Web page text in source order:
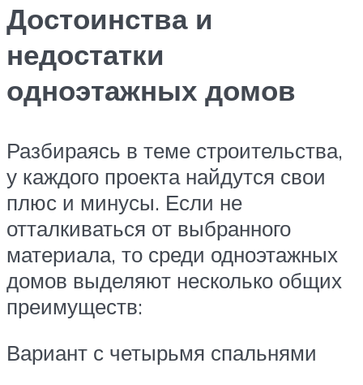
Достоинства и
недостатки
одноэтажных домов
Разбираясь в теме строительства,
у каждого проекта найдутся свои
плюс и минусы. Если не
отталкиваться от выбранного
материала, то среди одноэтажных
домов выделяют несколько общих
преимуществ:
Вариант с четырьмя спальнями